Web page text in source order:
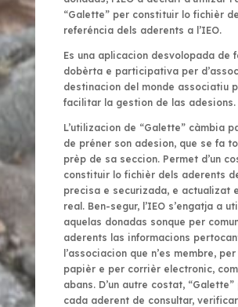
“Galette” per constituir lo fichièr de
referéncia dels aderents a l’IEO.
Es una aplicacion desvolopada de
dobèrta e participativa per
destinacion del monde associatiu
facilitar la gestion de las adesions.
L’utilizacion de “Galette” càmbia
de préner son adesion, que se fa
prèp de sa seccion. Permet d’un
constituir lo fichièr dels aderents
precisa e securizada, e actualizat
real. Ben-segur, l’IEO s’engatja a
aquelas donadas sonque per
aderents las informacions
l’associacion que n’es membre,
papièr e per corrièr electronic,
abans. D’un autre costat,
cada aderent de consultar,